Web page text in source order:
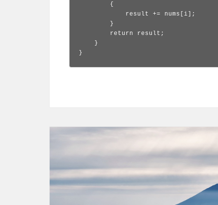
        {
            result += nums[i];
        }
        return result;
    }
}